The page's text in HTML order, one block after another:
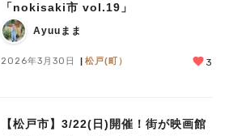
「nokisaki市 vol.19」
Ayuuまま
2026年3月30日 松戸(町） 3
【松戸市】3/22(日)開催！街が映画館